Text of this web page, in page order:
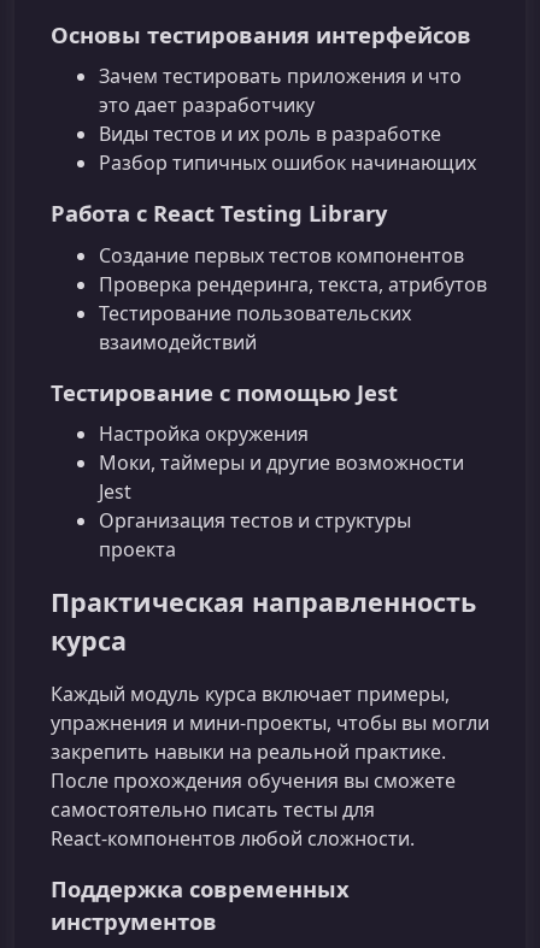
Основы тестирования интерфейсов
Зачем тестировать приложения и что
это дает разработчику
Виды тестов и их роль в разработке
Разбор типичных ошибок начинающих
Работа с React Testing Library
Создание первых тестов компонентов
Проверка рендеринга, текста, атрибутов
Тестирование пользовательских
взаимодействий
Тестирование с помощью Jest
Настройка окружения
Моки, таймеры и другие возможности
Jest
Организация тестов и структуры
проекта
Практическая направленность
курса
Каждый модуль курса включает примеры,
упражнения и мини‑проекты, чтобы вы могли
закрепить навыки на реальной практике.
После прохождения обучения вы сможете
самостоятельно писать тесты для
React‑компонентов любой сложности.
Поддержка современных
инструментов